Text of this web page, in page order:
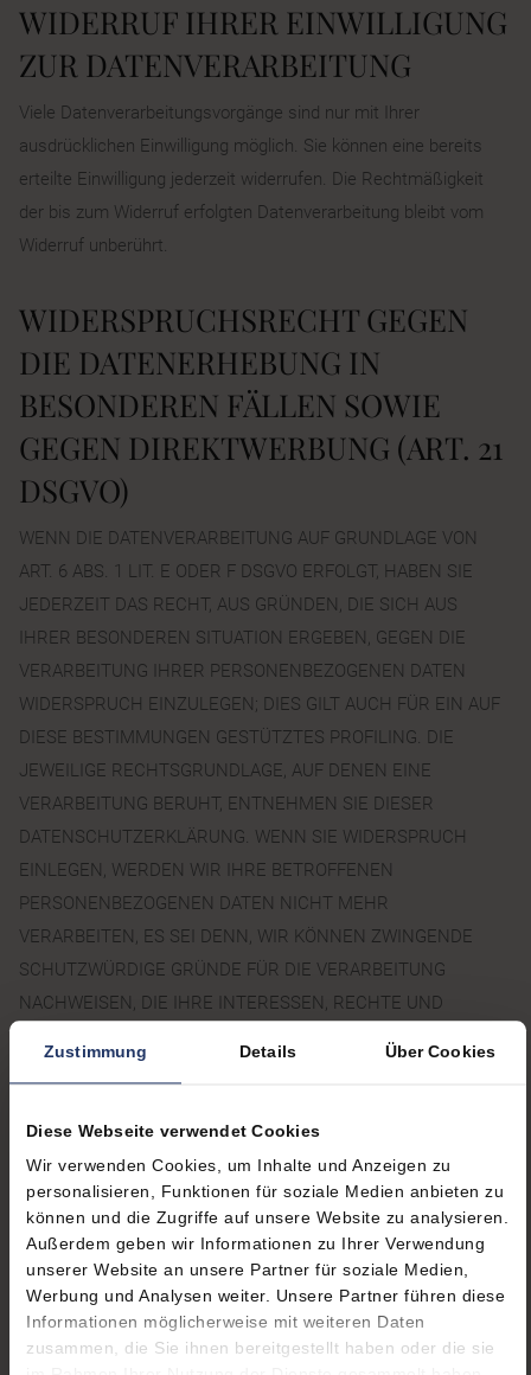
Zustimmung Details Über Cookies
Diese Webseite verwendet Cookies
Wir verwenden Cookies, um Inhalte und Anzeigen zu
personalisieren, Funktionen für soziale Medien anbieten zu
können und die Zugriffe auf unsere Website zu analysieren.
Außerdem geben wir Informationen zu Ihrer Verwendung
unserer Website an unsere Partner für soziale Medien,
Werbung und Analysen weiter. Unsere Partner führen diese
Informationen möglicherweise mit weiteren Daten
zusammen, die Sie ihnen bereitgestellt haben oder die sie
WIDERRUF IHRER EINWILLIGUNG
ZUR DATENVERARBEITUNG
Viele Datenverarbeitungsvorgänge sind nur mit Ihrer
ausdrücklichen Einwilligung möglich. Sie können eine bereits
erteilte Einwilligung jederzeit widerrufen. Die Rechtmäßigkeit
der bis zum Widerruf erfolgten Datenverarbeitung bleibt vom
Widerruf unberührt.
WIDERSPRUCHSRECHT GEGEN
DIE DATENERHEBUNG IN
BESONDEREN FÄLLEN SOWIE
GEGEN DIREKTWERBUNG (ART. 21
DSGVO)
WENN DIE DATENVERARBEITUNG AUF GRUNDLAGE VON
ART. 6 ABS. 1 LIT. E ODER F DSGVO ERFOLGT, HABEN SIE
JEDERZEIT DAS RECHT, AUS GRÜNDEN, DIE SICH AUS
IHRER BESONDEREN SITUATION ERGEBEN, GEGEN DIE
VERARBEITUNG IHRER PERSONENBEZOGENEN DATEN
WIDERSPRUCH EINZULEGEN; DIES GILT AUCH FÜR EIN AUF
DIESE BESTIMMUNGEN GESTÜTZTES PROFILING. DIE
JEWEILIGE RECHTSGRUNDLAGE, AUF DENEN EINE
VERARBEITUNG BERUHT, ENTNEHMEN SIE DIESER
DATENSCHUTZERKLÄRUNG. WENN SIE WIDERSPRUCH
EINLEGEN, WERDEN WIR IHRE BETROFFENEN
PERSONENBEZOGENEN DATEN NICHT MEHR
VERARBEITEN, ES SEI DENN, WIR KÖNNEN ZWINGENDE
SCHUTZWÜRDIGE GRÜNDE FÜR DIE VERARBEITUNG
NACHWEISEN, DIE IHRE INTERESSEN, RECHTE UND
ABS. 1 DSGVO).
WERDEN IHRE PERSONENBEZOGENEN DATEN
VERARBEITET, UM DIREKTWERBUNG ZU BETREIBEN, SO
HABEN SIE DAS RECHT, JEDERZEIT WIDERSPRUCH GEGEN
DIE VERARBEITUNG SIE BETREFFENDER
PERSONENBEZOGENER DATEN ZUM ZWECKE DERARTIGER